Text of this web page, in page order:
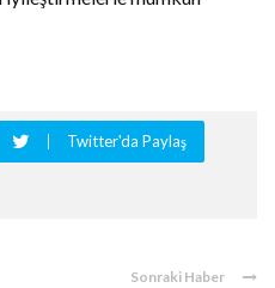
Twitter'da Paylaş
Sonraki Haber